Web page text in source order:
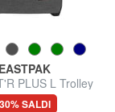
EASTPAK
PLUS L Trolley
grande
30% SALDI